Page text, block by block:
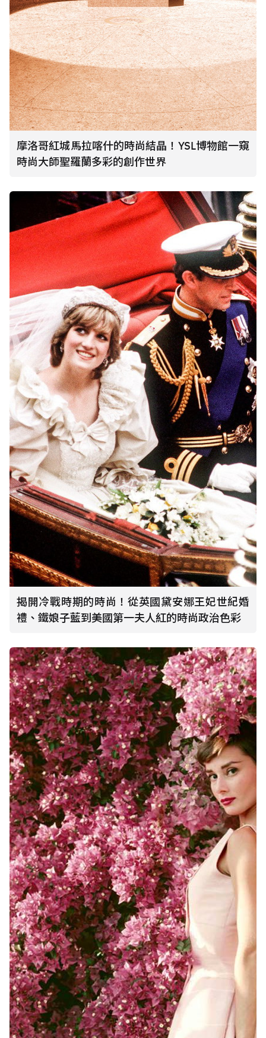
摩洛哥紅城馬拉喀什的時尚結晶！YSL博物館一窺
時尚大師聖羅蘭多彩的創作世界
揭開冷戰時期的時尚！從英國黛安娜王妃世紀婚
禮、鐵娘子藍到美國第一夫人紅的時尚政治色彩